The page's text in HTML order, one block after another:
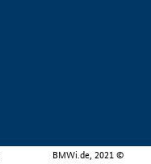
BMWi.de, 2021 ©